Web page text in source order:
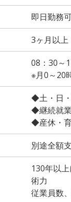
即日勤務
3ヶ月以上
08：30～
※月0～20
◆土・日
◆継続就
◆産休・
別途全額
130年以
術力
従業員数